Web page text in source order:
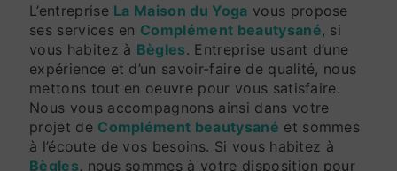
L’entreprise La Maison du Yoga vous propose
ses services en Complément beautysané, si
vous habitez à Bègles. Entreprise usant d’une
expérience et d’un savoir-faire de qualité, nous
mettons tout en oeuvre pour vous satisfaire.
Nous vous accompagnons ainsi dans votre
projet de Complément beautysané et sommes
à l’écoute de vos besoins. Si vous habitez à
Bègles, nous sommes à votre disposition pour